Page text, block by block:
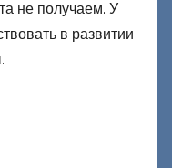
не получаем. У
в развитии